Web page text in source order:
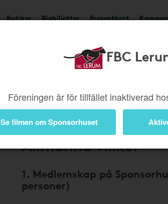
Butiker Biobiljetter Presentkort
FBC
Föreningen är för tillfället inaktiverad
Se filmen om Sponsorhuset
Om
Allmänna villkor
1. Medlemskap på
personer)